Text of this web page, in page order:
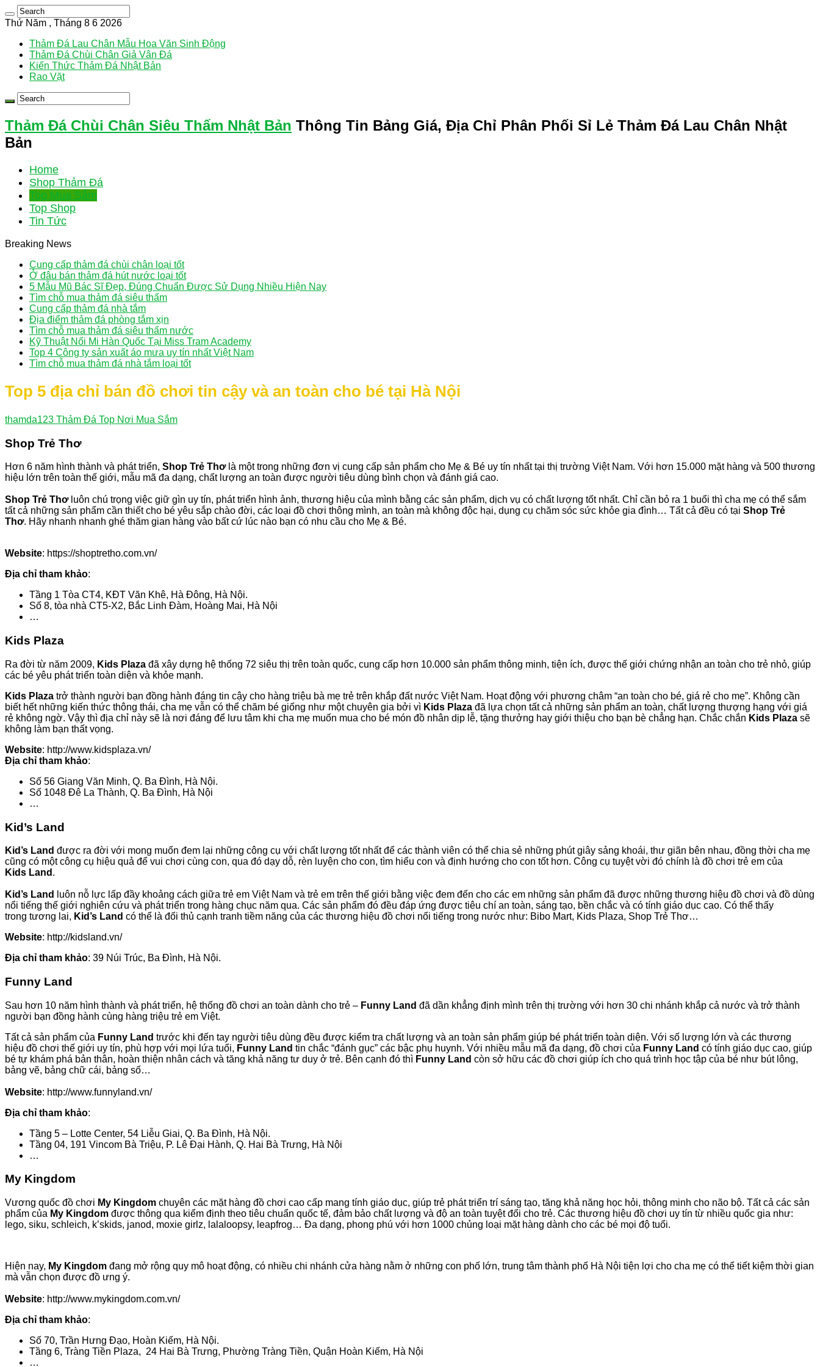
Thứ Năm , Tháng 8 6 2026
Thảm Đá Lau Chân Mẫu Hoa Văn Sinh Động
Thảm Đá Chùi Chân Giả Vân Đá
Kiến Thức Thảm Đá Nhật Bản
Rao Vặt
Thảm Đá Chùi Chân Siêu Thấm Nhật Bản Thông Tin Bảng Giá, Địa Chỉ Phân Phối Sỉ Lẻ Thảm Đá Lau Chân Nhật
Bản
Home
Shop Thảm Đá
Top Mua Sắm
Top Shop
Tin Tức
Breaking News
Cung cấp thảm đá chùi chân loại tốt
Ở đâu bán thảm đá hút nước loại tốt
5 Mẫu Mũ Bác Sĩ Đẹp, Đúng Chuẩn Được Sử Dụng Nhiều Hiện Nay
Tìm chỗ mua thảm đá siêu thấm
Cung cấp thảm đá nhà tắm
Địa điểm thảm đá phòng tắm xịn
Tìm chỗ mua thảm đá siêu thấm nước
Kỹ Thuật Nối Mi Hàn Quốc Tại Miss Tram Academy
Top 4 Công ty sản xuất áo mưa uy tín nhất Việt Nam
Tìm chỗ mua thảm đá nhà tắm loại tốt
Top 5 địa chỉ bán đồ chơi tin cậy và an toàn cho bé tại Hà Nội
thamda123 Thảm Đá Top Nơi Mua Sắm
Shop Trẻ Thơ
Hơn 6 năm hình thành và phát triển, Shop Trẻ Thơlà một trong những đơn vị cung cấp sản phẩm cho Mẹ & Bé uy tín nhất tại thị trường Việt Nam. Với hơn 15.000 mặt hàng và 500 thương
hiệu lớn trên toàn thế giới, mẫu mã đa dạng, chất lượng an toàn được người tiêu dùng bình chọn và đánh giá cao.
Shop Trẻ Thơluôn chú trọng việc giữ gìn uy tín, phát triển hình ảnh, thương hiệu của mình bằng các sản phẩm, dịch vụ có chất lượng tốt nhất. Chỉ cần bỏ ra 1 buổi thì cha mẹ có thể sắm
tất cả những sản phẩm cần thiết cho bé yêu sắp chào đời, các loại đồ chơi thông mình, an toàn mà không độc hại, dụng cụ chăm sóc sức khỏe gia đình… Tất cả đều có tại Shop Trẻ
Thơ. Hãy nhanh nhanh ghé thăm gian hàng vào bất cứ lúc nào bạn có nhu cầu cho Mẹ & Bé.
Website: https://shoptretho.com.vn/
Địa chỉ tham khảo:
Tầng 1 Tòa CT4, KĐT Văn Khê, Hà Đông, Hà Nội.
Số 8, tòa nhà CT5-X2, Bắc Linh Đàm, Hoàng Mai, Hà Nội
…
Kids Plaza
Ra đời từ năm 2009, Kids Plaza đã xây dựng hệ thống 72 siêu thị trên toàn quốc, cung cấp hơn 10.000 sản phẩm thông minh, tiện ích, được thế giới chứng nhận an toàn cho trẻ nhỏ, giúp
các bé yêu phát triển toàn diện và khỏe mạnh.
Kids Plaza trở thành người bạn đồng hành đáng tin cậy cho hàng triệu bà mẹ trẻ trên khắp đất nước Việt Nam. Hoạt động với phương châm “an toàn cho bé, giá rẻ cho mẹ”. Không cần
biết hết những kiến thức thông thái, cha mẹ vẫn có thể chăm bé giống như một chuyên gia bởi vì Kids Plaza đã lựa chọn tất cả những sản phẩm an toàn, chất lượng thượng hạng với giá
rẻ không ngờ. Vậy thì địa chỉ này sẽ là nơi đáng để lưu tâm khi cha mẹ muốn mua cho bé món đồ nhân dịp lễ, tặng thưởng hay giới thiệu cho bạn bè chẳng hạn. Chắc chắn Kids Plaza sẽ
không làm bạn thất vọng.
Website: http://www.kidsplaza.vn/
Địa chỉ tham khảo:
Số 56 Giang Văn Minh, Q. Ba Đình, Hà Nội.
Số 1048 Đê La Thành, Q. Ba Đình, Hà Nội
…
Kid’s Land
Kid’s Land được ra đời với mong muốn đem lại những công cụ với chất lượng tốt nhất để các thành viên có thể chia sẻ những phút giây sảng khoái, thư giãn bên nhau, đồng thời cha mẹ
cũng có một công cụ hiệu quả để vui chơi cùng con, qua đó dạy dỗ, rèn luyện cho con, tìm hiểu con và định hướng cho con tốt hơn. Công cụ tuyệt vời đó chính là đồ chơi trẻ em của
Kids Land .
Kid’s Land
luôn nỗ lực lấp đầy khoảng cách giữa trẻ em Việt Nam và trẻ em trên thế giới bằng việc đem đến cho các em những sản phẩm đã được những thương hiệu đồ chơi và đồ dùng
nổi tiếng thế giới nghiên cứu và phát triển trong hàng chục năm qua. Các sản phẩm đó đều đáp ứng được tiêu chí an toàn, sáng tạo, bền chắc và có tính giáo dục cao. Có thể thấy
trong tương lai, Kid’s Land có thể là đối thủ cạnh tranh tiềm năng của các thương hiệu đồ chơi nổi tiếng trong nước như: Bibo Mart, Kids Plaza, Shop Trẻ Thơ…
Website: http://kidsland.vn/
Địa chỉ tham khảo: 39 Núi Trúc, Ba Đình, Hà Nội.
Funny Land
Sau hơn 10 năm hình thành và phát triển, hệ thống đồ chơi an toàn dành cho trẻ – Funny Land đã dần khẳng định mình trên thị trường với hơn 30 chi nhánh khắp cả nước và trở thành
người bạn đồng hành cùng hàng triệu trẻ em Việt.
Tất cả sản phẩm của Funny Land trước khi đến tay người tiêu dùng đều được kiểm tra chất lượng và an toàn sản phẩm giúp bé phát triển toàn diện. Với số lượng lớn và các thương
hiệu đồ chơi thế giới uy tín, phù hợp với mọi lứa tuổi, Funny Land tin chắc “đánh gục” các bậc phụ huynh. Với nhiều mẫu mã đa dạng, đồ chơi của Funny Land có tính giáo dục cao, giúp
bé tự khám phá bản thân, hoàn thiện nhân cách và tăng khả năng tư duy ở trẻ. Bên cạnh đó thì Funny Land còn sở hữu các đồ chơi giúp ích cho quá trình học tập của bé như bút lông,
bảng vẽ, bảng chữ cái, bảng số…
Website: http://www.funnyland.vn/
Địa chỉ tham khảo:
Tầng 5 – Lotte Center, 54 Liễu Giai, Q. Ba Đình, Hà Nội.
Tầng 04, 191 Vincom Bà Triệu, P. Lê Đại Hành, Q. Hai Bà Trưng, Hà Nội
…
My Kingdom
Vương quốc đồ chơi My Kingdom chuyên các mặt hàng đồ chơi cao cấp mang tính giáo dục, giúp trẻ phát triển trí sáng tạo, tăng khả năng học hỏi, thông minh cho não bộ. Tất cả các sản
phẩm của My Kingdom được thông qua kiểm định theo tiêu chuẩn quốc tế, đảm bảo chất lượng và độ an toàn tuyệt đối cho trẻ. Các thương hiệu đồ chơi uy tín từ nhiều quốc gia như:
lego, siku, schleich, k’skids, janod, moxie girlz, lalaloopsy, leapfrog… Đa dạng, phong phú với hơn 1000 chủng loại mặt hàng dành cho các bé mọi độ tuổi.
Hiện nay, My Kingdom đang mở rộng quy mô hoạt động, có nhiều chi nhánh cửa hàng nằm ở những con phố lớn, trung tâm thành phố Hà Nội tiện lợi cho cha mẹ có thể tiết kiệm thời gian
mà vẫn chọn được đồ ưng ý.
Website: http://www.mykingdom.com.vn/
Địa chỉ tham khảo:
Số 70, Trần Hưng Đạo, Hoàn Kiếm, Hà Nội.
Tầng 6, Tràng Tiền Plaza, 24 Hai Bà Trưng, Phường Tràng Tiền, Quận Hoàn Kiếm, Hà Nội
…